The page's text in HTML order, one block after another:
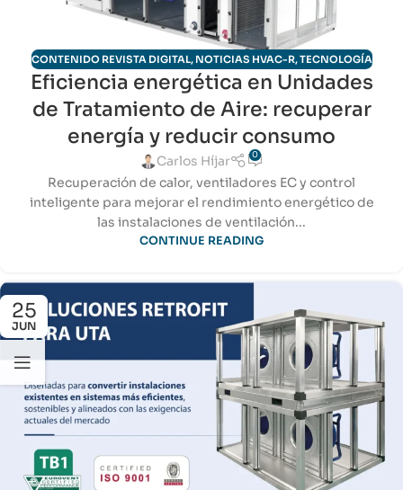
CONTENIDO REVISTA DIGITAL, NOTICIAS HVAC-R,TECNOLOGÍA
Eficiencia energética en Unidades
de Tratamiento de Aire: recuperar
energía y reducir consumo
Carlos Híjar 0
Recuperación de calor, ventiladores EC y control
inteligente para mejorar el rendimiento energético de
las instalaciones de ventilación...
CONTINUE READING
25
JUN